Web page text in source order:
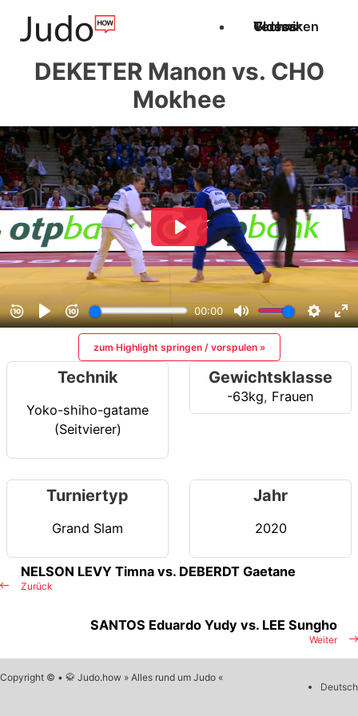
Techniken
Videos
Glossar
DEKETER Manon vs. CHO
Mokhee
zum Highlight springen / vorspulen »
Technik
Yoko-shiho-gatame
(Seitvierer)
Gewichtsklasse
-63kg, Frauen
Turniertyp
Grand Slam
Jahr
2020
Zurück
NELSON LEVY Timna vs. DEBERDT Gaetane
Weiter
SANTOS Eduardo Yudy vs. LEE Sungho
Copyright © • 🥋 Judo.how » Alles rund um Judo «
Deutsch